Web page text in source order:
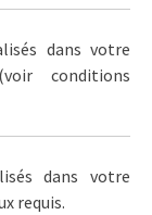
dans votre
conditions
dans votre
requis.